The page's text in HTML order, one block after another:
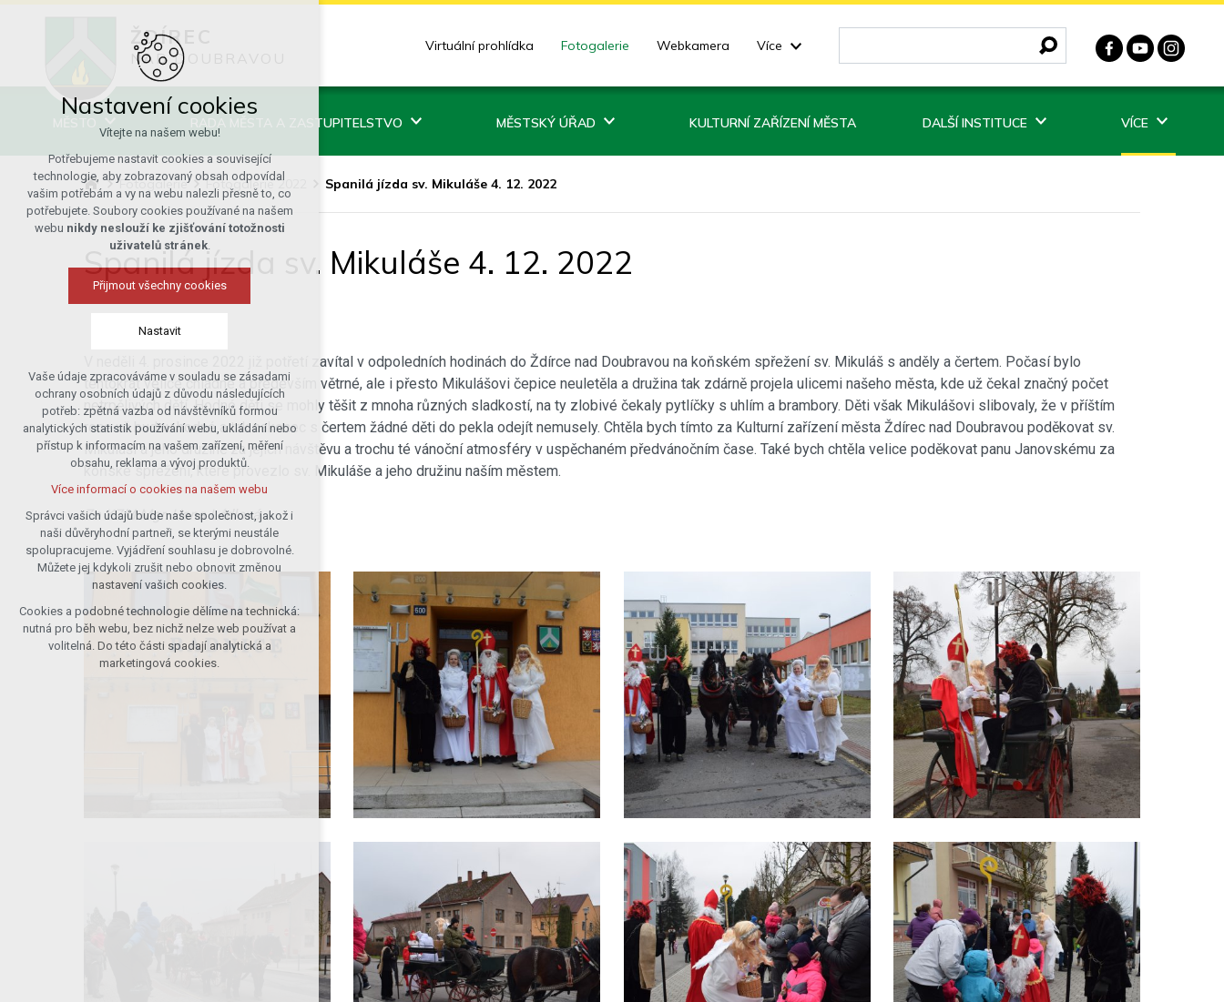
ŽDÍREC
NAD DOUBRAVOU
Virtuální prohlídka Fotogalerie Webkamera Více
RADA MĚSTA A ZASTUPITELSTVO MĚSTSKÝ ÚŘAD KULTURNÍ ZAŘÍZENÍ MĚSTA DALŠÍ INSTITUCE VÍCE
Fotogalerie Fotogalerie 2022 Spanilá jízda sv. Mikuláše 4. 12. 2022
Spanilá jízda sv. Mikuláše 4. 12. 2022
V neděli 4. prosince 2022 již potřetí zavítal v odpoledních hodinách do Ždírce nad Doubravou na koňském spřežení sv. Mikuláš s anděly a čertem. Počasí bylo
tentokrát velice chladné a především větrné, ale i přesto Mikulášovi čepice neuletěla a družina tak zdárně projela ulicemi našeho města, kde už čekal značný počet
netrpělivých dětí. Hodné děti se mohly těšit z mnoha různých sladkostí, na ty zlobivé čekaly pytlíčky s uhlím a brambory. Děti však Mikulášovi slibovaly, že v příštím
roce už budou hodné a tak nakonec s čertem žádné děti do pekla odejít nemusely. Chtěla bych tímto za Kulturní zařízení města Ždírec nad Doubravou poděkovat sv.
Mikuláši a jeho družině za jejich návštěvu a trochu té vánoční atmosféry v uspěchaném předvánočním čase. Také bych chtěla velice poděkovat panu Janovskému za
koňské spřežení, které provezlo sv. Mikuláše a jeho družinu naším městem.
Za KZM Mgr. Hana Lédlová
Nastavení cookies
Vítejte na našem webu!
Potřebujeme nastavit cookies a související
technologie, aby zobrazovaný obsah odpovídal
vašim potřebám a vy na webu nalezli přesně to, co
potřebujete. Soubory cookies používané na našem
webu nikdy neslouží ke zjišťování totožnosti
uživatelů stránek.
Přijmout všechny cookies
Nastavit
Technická cookies
nutná pro provozování webu
udržení kontextu stránek (session):
případná přihlášení, volby jazyka, apod.
Volitelná cookies
analytická pro anonymizované
vyhodnocení návštěvnosti
marketingová cookies (Google)
Více informací o cookies na našem webu
Přijmout všechny cookies
Odmítnout vše
Vaše údaje zpracováváme v souladu se zásadami
ochrany osobních údajů z důvodu následujících
potřeb: zpětná vazba od návštěvníků formou
analytických statistik používání webu, ukládání nebo
přístup k informacím na vašem zařízení, měření
obsahu, reklama a vývoj produktů.
Více informací o cookies na našem webu
Správci vašich údajů bude naše společnost, jakož i
naši důvěryhodní partneři, se kterými neustále
spolupracujeme. Vyjádření souhlasu je dobrovolné.
Můžete jej kdykoli zrušit nebo obnovit změnou
nastavení vašich cookies.
Cookies a podobné technologie dělíme na technická:
nutná pro běh webu, bez nichž nelze web používat a
volitelná. Do této části spadají analytická a
marketingová cookies.